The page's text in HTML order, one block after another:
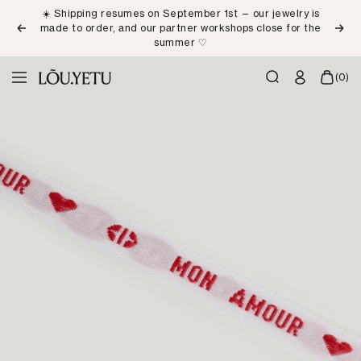
contentPrevious
☀️ Shipping resumes on September 1st — our jewelry is
made to order, and our partner workshops close for the
summer ♡
Next
NavigationLÕU.YETU
(0)